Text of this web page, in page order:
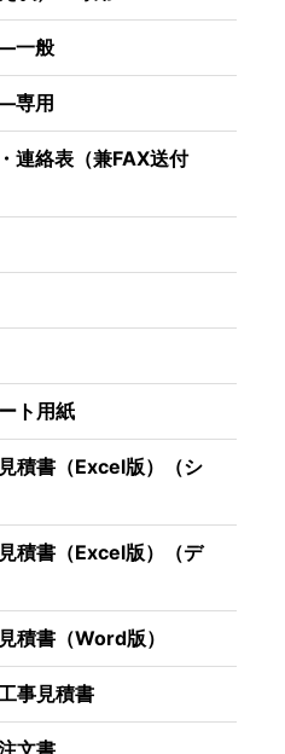
一般
専用
連絡表（兼FAX送付
ト用紙
積書（Excel版）（シ
積書（Excel版）（デ
積書（Word版）
事見積書
文書